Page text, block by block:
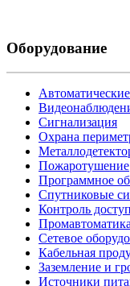
Оборудование
Сигнализация
Охрана
Пожаротушение
Программное
Спутниковые
Контроль
Сетевое
Кабельная
Заземление и
Источники